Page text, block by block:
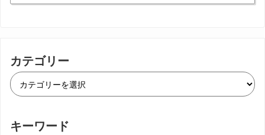
カテゴリー
キーワード